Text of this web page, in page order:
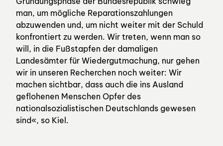
man, um mögliche Reparationszahlungen
abzuwenden und, um nicht weiter mit der Schuld
konfrontiert zu werden. Wir treten, wenn man so
will, in die Fußstapfen der damaligen
Landesämter für Wiedergutmachung, nur gehen
wir in unseren Recherchen noch weiter: Wir
machen sichtbar, dass auch die ins Ausland
geflohenen Menschen Opfer des
nationalsozialistischen Deutschlands gewesen
sind«, so Kiel.